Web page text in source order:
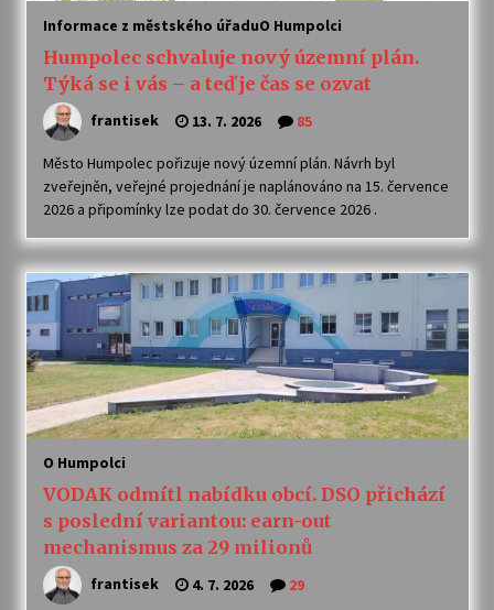
Informace z městského úřaduO Humpolci
Humpolec schvaluje nový územní plán.
Týká se i vás – a teď je čas se ozvat
frantisek 13. 7. 2026 85
Město Humpolec pořizuje nový územní plán. Návrh byl
zveřejněn, veřejné projednání je naplánováno na 15. července
2026 a připomínky lze podat do 30. července 2026 .
O Humpolci
VODAK odmítl nabídku obcí. DSO přichází
s poslední variantou: earn-out
mechanismus za 29 milionů
frantisek 4. 7. 2026 29